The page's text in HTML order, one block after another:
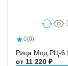
0(0)
Рица Мод.РЦ-6
от 11 220 ₽